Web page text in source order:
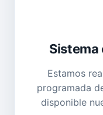
Estamos
programada
disponible